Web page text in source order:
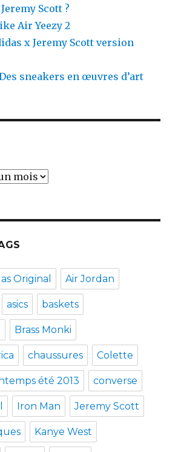
Scott ?
Air Yeezy 2
x Jeremy Scott version
sneakers en œuvres d’art
Original Air Jordan
asics baskets
Brass Monki
chaussures Colette
été 2013 converse
Iron Man Jeremy Scott
Kanye West